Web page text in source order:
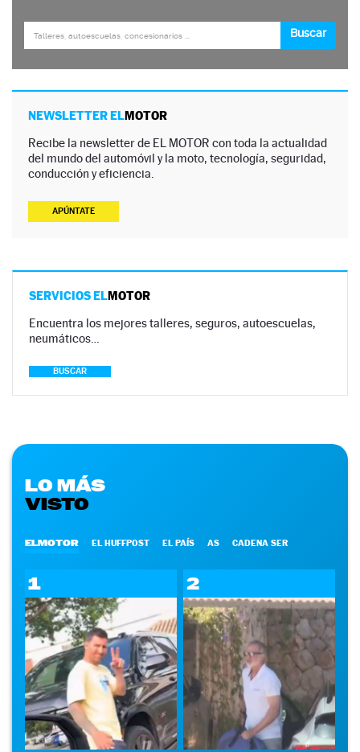
NEWSLETTER ELMOTOR
Recibe la newsletter de EL MOTOR con toda la actualidad
del mundo del automóvil y la moto, tecnología, seguridad,
conducción y eficiencia.
APÚNTATE
SERVICIOS ELMOTOR
Encuentra los mejores talleres, seguros, autoescuelas,
neumáticos…
BUSCAR
LO MÁS
VISTO
ELMOTOR EL HUFFPOST EL PAÍS AS CADENA SER
1 2